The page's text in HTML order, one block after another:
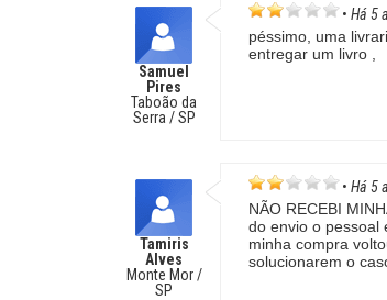
Samuel
Pires
Taboão da
Serra / SP
• Há 5
péssimo, uma
entregar um livro ,
Tamiris
Alves
Monte Mor /
SP
• Há 5
NÃO RECEBI
do envio o pessoal
minha compra
solucionarem o